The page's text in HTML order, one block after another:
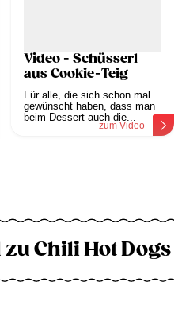
Video - Schüsserl
aus Cookie-Teig
Für alle, die sich schon mal
gewünscht haben, dass man
beim Dessert auch die...
zum Video
Chili Hot Dogs